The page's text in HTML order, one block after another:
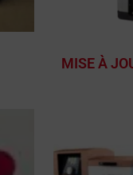
MISE À